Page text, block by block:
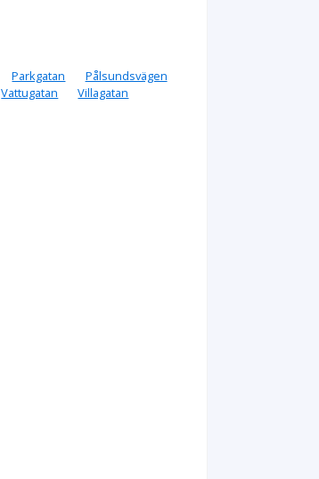
Parkgatan
Pålsundsvägen
Vattugatan
Villagatan